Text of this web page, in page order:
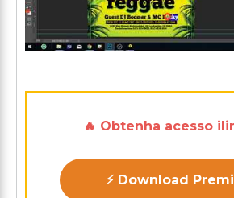
🔥 Obtenha acesso
⚡ Download